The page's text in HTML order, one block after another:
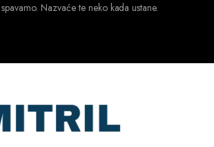
Nazvaće te neko kada ustane.